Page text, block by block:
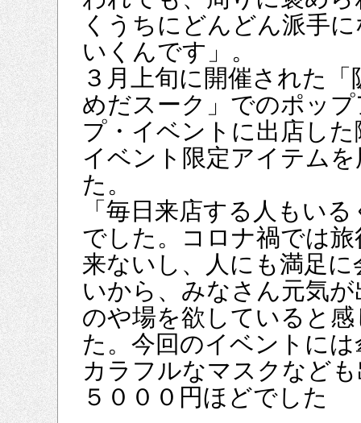
くうちにどんどん派手
いくんです」。
３月上旬に開催された「
めだスーク」でのポッ
プ・イベントに出店した
イベント限定アイテムを
た。
「毎日来店する人もい
でした。コロナ禍では旅
来ないし、人にも満足に
いから、みなさん元気が
のや場を欲していると
た。今回のイベントに
カラフルなマスクなど
５０００円ほどでした